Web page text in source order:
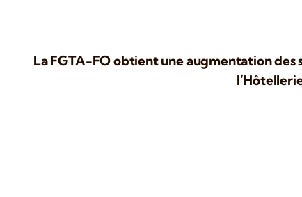
La FGTA-FO obtient une augmentation des